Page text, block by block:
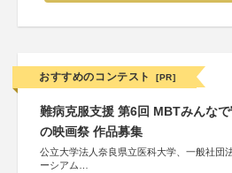
おすすめのコンテスト [PR]
難病克服支援 第6回 MBTみんな
の映画祭 作品募集
公立大学法人奈良県立医科大学、一般社団
ーシアム